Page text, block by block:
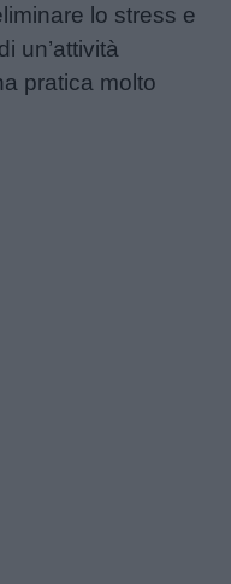
lo stress e
un’attività
pratica molto